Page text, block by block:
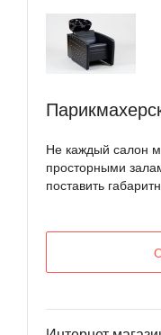
Не каждый салон
просторными
поставить